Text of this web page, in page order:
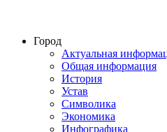
Город
Актуальная
Общая информация
История
Устав
Символика
Экономика
Инфографика